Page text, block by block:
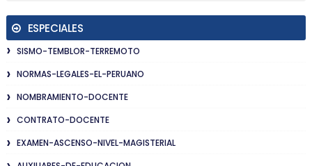
ESPECIALES
SISMO-TEMBLOR-TERREMOTO
NORMAS-LEGALES-EL-PERUANO
NOMBRAMIENTO-DOCENTE
CONTRATO-DOCENTE
EXAMEN-ASCENSO-NIVEL-MAGISTERIAL